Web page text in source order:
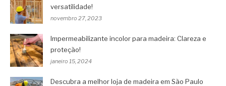
versatilidade!
novembro 27, 2023
Impermeabilizante incolor para madeira: Clareza e
proteção!
janeiro 15, 2024
Descubra a melhor loja de madeira em São Paulo